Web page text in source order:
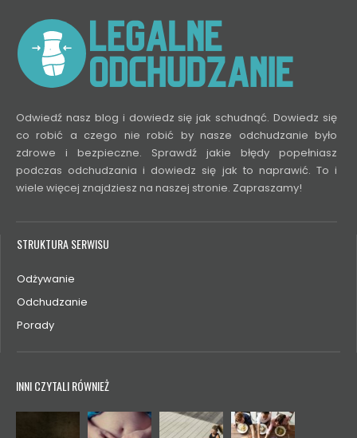
Odwiedź nasz blog i dowiedz się jak schudnąć. Dowiedz się
co robić a czego nie robić by nasze odchudzanie było
zdrowe i bezpieczne. Sprawdź jakie błędy popełniasz
podczas odchudzania i dowiedz się jak to naprawić. To i
wiele więcej znajdziesz na naszej stronie. Zapraszamy!
STRUKTURA SERWISU
Odżywanie
Odchudzanie
Porady
INNI CZYTALI RÓWNIEŻ